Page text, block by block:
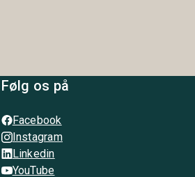
Følg os på
Facebook
Instagram
Linkedin
YouTube